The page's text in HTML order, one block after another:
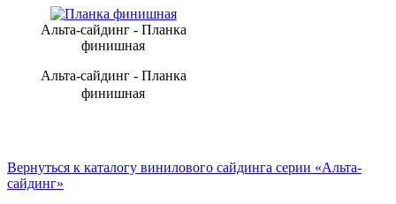
Альта-сайдинг - Планка
финишная
Альта-сайдинг - Планка
финишная
Вернуться к каталогу винилового сайдинга серии «Альта-
сайдинг»